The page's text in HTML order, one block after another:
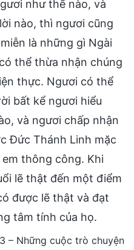
như thế nào, và
nào, thì ngươi cũng
là những gì Ngài
thể thừa nhận chúng
thực. Ngươi có thể
bất kể ngươi hiểu
và ngươi chấp nhận
Đức Thánh Linh mặc
thông công. Khi
lẽ thật đến một điểm
được lẽ thật và đạt
tâm tính của họ.
– Những cuộc trò chuyện